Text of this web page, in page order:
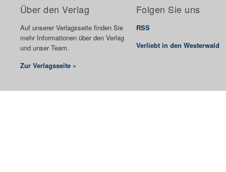
Über den Verlag
Auf unserer Verlagsseite finden Sie
mehr Informationen über den Verlag
und unser Team.
Zur Verlagsseite »
Folgen Sie uns
RSS
Verliebt in den Westerwald